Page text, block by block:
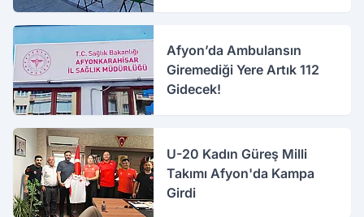
Afyon’da Ambulansın
Giremediği Yere Artık 112
Gidecek!
U-20 Kadın Güreş Milli
Takımı Afyon'da Kampa
Girdi